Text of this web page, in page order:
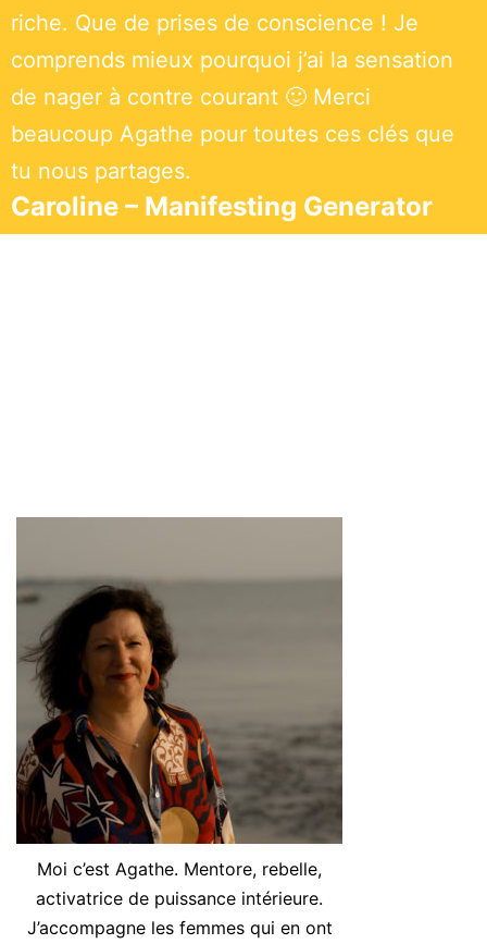
riche. Que de prises de conscience ! Je
comprends mieux pourquoi j’ai la sensation
de nager à contre courant 🙂 Merci
beaucoup Agathe pour toutes ces clés que
tu nous partages.
Caroline – Manifesting Generator
Moi c’est Agathe. Mentore, rebelle,
activatrice de puissance intérieure.
J’accompagne les femmes qui en ont